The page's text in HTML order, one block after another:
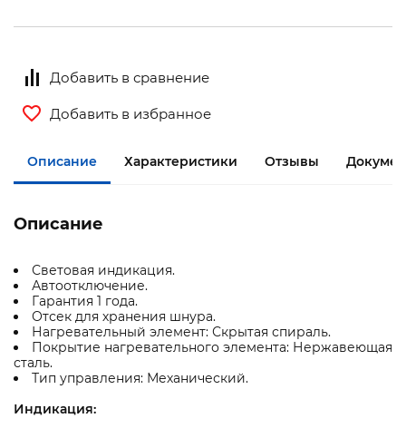
Добавить в сравнение
Добавить в избранное
Описание Характеристики Отзывы
Описание
Световая индикация.
Автоотключение.
Гарантия 1 года.
Отсек для хранения шнура.
Нагревательный элемент: Скрытая спираль.
Покрытие нагревательного элемента: Нержавеющая
сталь.
Тип управления: Механический.
Индикация: